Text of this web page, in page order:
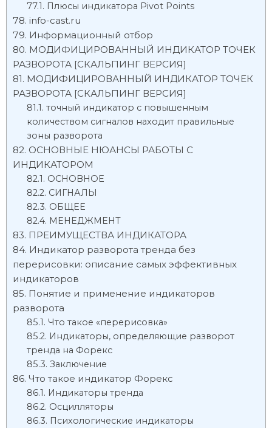
Плюсы индикатора Pivot Points
info-cast.ru
Информационный отбор
МОДИФИЦИРОВАННЫЙ ИНДИКАТОР ТОЧЕК
РАЗВОРОТА [СКАЛЬПИНГ ВЕРСИЯ]
МОДИФИЦИРОВАННЫЙ ИНДИКАТОР ТОЧЕК
РАЗВОРОТА [СКАЛЬПИНГ ВЕРСИЯ]
точный индикатор с повышенным
количеством сигналов находит правильные
зоны разворота
ОСНОВНЫЕ НЮАНСЫ РАБОТЫ С
ИНДИКАТОРОМ
ОСНОВНОЕ
СИГНАЛЫ
ОБЩЕЕ
МЕНЕДЖМЕНТ
ПРЕИМУЩЕСТВА ИНДИКАТОРА
Индикатор разворота тренда без
перерисовки: описание самых эффективных
индикаторов
Понятие и применение индикаторов
разворота
Что такое «перерисовка»
Индикаторы, определяющие разворот
тренда на Форекс
Заключение
Что такое индикатор Форекс
Индикаторы тренда
Осцилляторы
Психологические индикаторы